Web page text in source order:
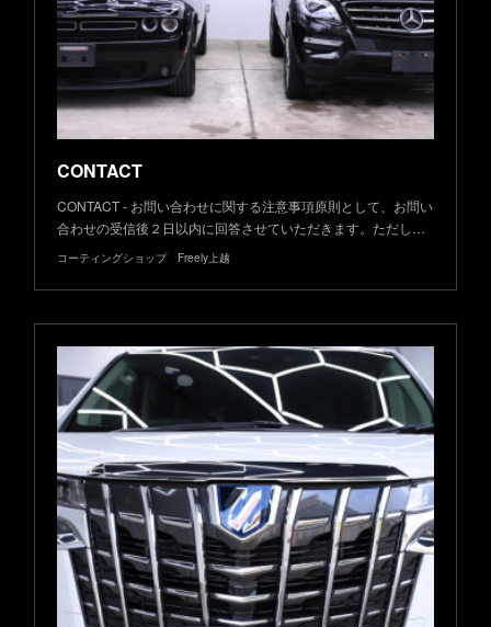
CONTACT
CONTACT - お問い合わせに関する注意事項原則として、お問い
合わせの受信後２日以内に回答させていただきます。ただし…
コーティングショップ Freely上越